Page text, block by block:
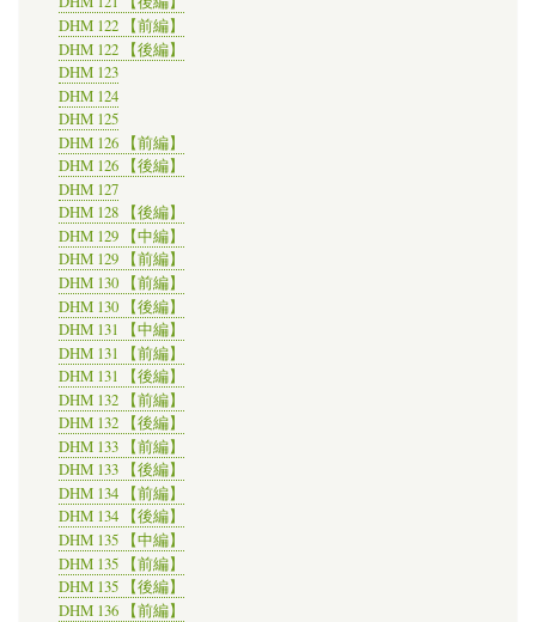
DHM 122 【前編】
DHM 122 【後編】
DHM 123
DHM 124
DHM 125
DHM 126 【前編】
DHM 126 【後編】
DHM 127
DHM 128 【後編】
DHM 129 【中編】
DHM 129 【前編】
DHM 130 【前編】
DHM 130 【後編】
DHM 131 【中編】
DHM 131 【前編】
DHM 131 【後編】
DHM 132 【前編】
DHM 132 【後編】
DHM 133 【前編】
DHM 133 【後編】
DHM 134 【前編】
DHM 134 【後編】
DHM 135 【中編】
DHM 135 【前編】
DHM 135 【後編】
DHM 136 【前編】